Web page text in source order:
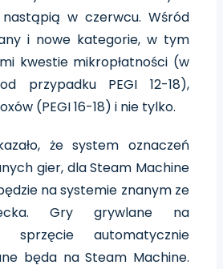
nastąpią w czerwcu. Wśród
i nowe kategorie, w tym
kwestie mikropłatności (w
przypadku PEGI 12-18),
(PEGI 16-18) i nie tylko.
że system oznaczeń
gier, dla Steam Machine
na systemie znanym ze
Gry grywlane na
sprzęcie automatycznie
będa na Steam Machine.